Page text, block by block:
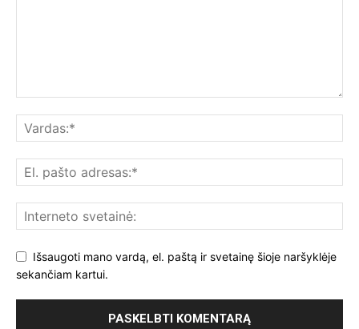
Išsaugoti mano vardą, el. paštą ir svetainę šioje naršyklėje
sekančiam kartui.